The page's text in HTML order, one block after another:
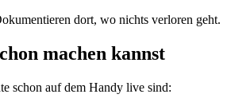
dort, wo nichts verloren geht.
machen kannst
schon auf dem Handy live sind: